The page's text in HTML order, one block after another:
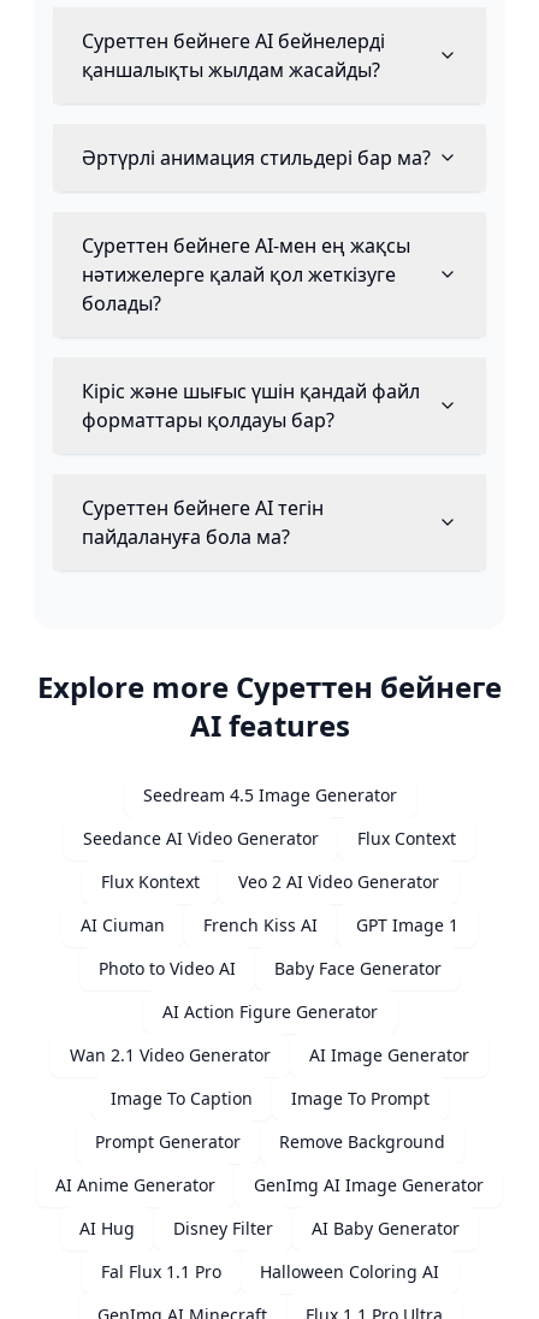
Суреттен бейнеге AI бейнелерді
қаншалықты жылдам жасайды?
Әртүрлі анимация стильдері бар ма?
Суреттен бейнеге AI-мен ең жақсы
нәтижелерге қалай қол жеткізуге
болады?
Кіріс және шығыс үшін қандай файл
форматтары қолдауы бар?
Суреттен бейнеге AI тегін
пайдалануға бола ма?
Explore more Суреттен бейнеге
AIfeatures
Seedream 4.5 Image Generator
Seedance AI Video Generator
Flux Context
Flux Kontext
Veo 2 AI Video Generator
AI Ciuman
French Kiss AI
GPT Image 1
Photo to Video AI
Baby Face Generator
AI Action Figure Generator
Wan 2.1 Video Generator
AI Image Generator
Image To Caption
Image To Prompt
Prompt Generator
Remove Background
AI Anime Generator
GenImg AI Image Generator
AI Hug
Disney Filter
AI Baby Generator
Fal Flux 1.1 Pro
Halloween Coloring AI